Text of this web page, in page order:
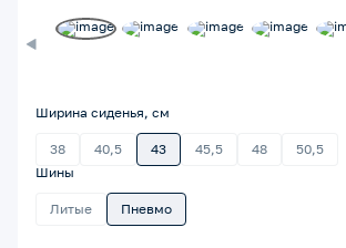
Ширина сиденья, см
38 40,5 43 45,5 48
50,5
Шины
Литые Пневмо